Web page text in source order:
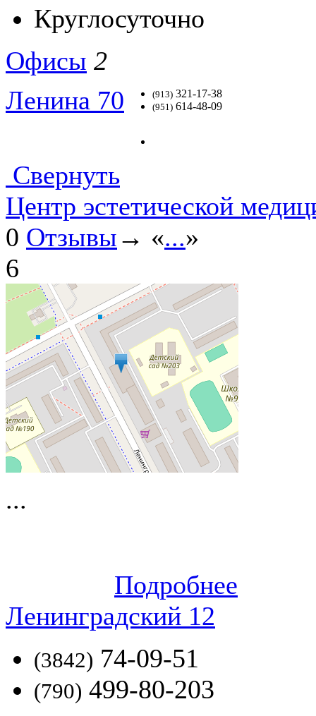
Круглосуточно
Офисы 2
Ленина 70
(913) 321-17-38
(951) 614-48-09
Свернуть
Центр эстетической
0 Отзывы→ «...»
6
...
Подробнее
Ленинградский 12
(3842) 74-09-51
(790) 499-80-203